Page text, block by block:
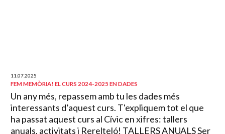
11.07.2025
FEM MEMÒRIA! EL CURS 2024-2025 EN DADES
Un any més, repassem amb tu les dades més
interessants d’aquest curs. T'expliquem tot el que
ha passat aquest curs al Cívic en xifres: tallers
anuals, activitats i Rerelteló! TALLERS ANUALS Ser